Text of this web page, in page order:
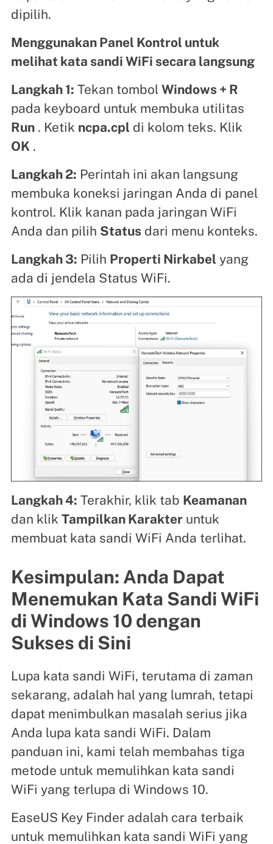
dipilih.
Menggunakan Panel Kontrol untuk
melihat kata sandi WiFi secara langsung
Langkah 1: Tekan tombol Windows + R
pada keyboard untuk membuka utilitas
Run. Ketik ncpa.cpl di kolom teks. Klik
OK.
Langkah 2: Perintah ini akan langsung
membuka koneksi jaringan Anda di panel
kontrol. Klik kanan pada jaringan WiFi
Anda dan pilih Status dari menu konteks.
Langkah 3: Pilih Properti Nirkabel yang
ada di jendela Status WiFi.
Langkah 4: Terakhir, klik tab Keamanan
dan klik Tampilkan Karakteruntuk
membuat kata sandi WiFi Anda terlihat.
Kesimpulan: Anda Dapat
Menemukan Kata Sandi WiFi
di Windows 10 dengan
Sukses di Sini
Lupa kata sandi WiFi, terutama di zaman
sekarang, adalah hal yang lumrah, tetapi
dapat menimbulkan masalah serius jika
Anda lupa kata sandi WiFi. Dalam
panduan ini, kami telah membahas tiga
metode untuk memulihkan kata sandi
WiFi yang terlupa di Windows 10.
EaseUS Key Finder adalah cara terbaik
untuk memulihkan kata sandi WiFi yang